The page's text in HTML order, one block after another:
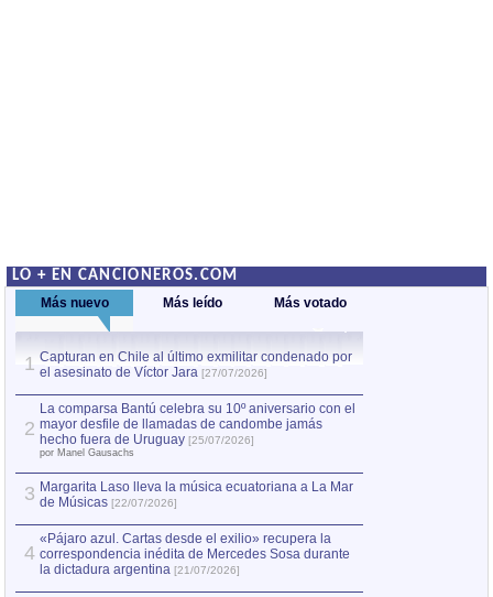
LO + EN CANCIONEROS.COM
Más nuevo Más leído Más votado
1 Capturan en Chile al último exmilitar condenado por
el asesinato de Víctor Jara [27/07/2026]
2
La comparsa Bantú celebra su 10º aniversario con el
mayor desfile de llamadas de candombe jamás
hecho fuera de Uruguay [25/07/2026]
por Manel Gausachs
3 Margarita Laso lleva la música ecuatoriana a La Mar
de Músicas [22/07/2026]
4
«Pájaro azul. Cartas desde el exilio» recupera la
correspondencia inédita de Mercedes Sosa durante
la dictadura argentina [21/07/2026]